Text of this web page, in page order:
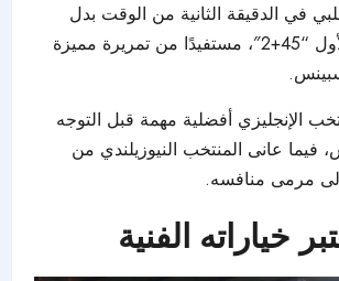
في الدقيقة الثانية من الوقت بدل
الضائع للشوط الأول “45+2″، مستفيدًا من تمريرة مميزة
الإنجليزي أفضلية مهمة قبل التوجه
فيما عانى المنتخب النيوزيلندي من
مرمى منافسه.
خياراته الفنية